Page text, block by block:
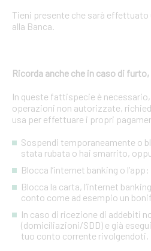
Tieni presente che sarà
alla Banca.
Ricorda anche che in caso di
In queste fattispecie è
operazioni non autorizzate,
usa per effettuare i propri
Sospendi temporaneamente o
stata rubata o hai smarrito,
Blocca l’internet banking o
Blocca la carta, l’internet
conto come ad esempio un
In caso di ricezione di addebiti
(domiciliazioni/SDD) e già
tuo conto corrente